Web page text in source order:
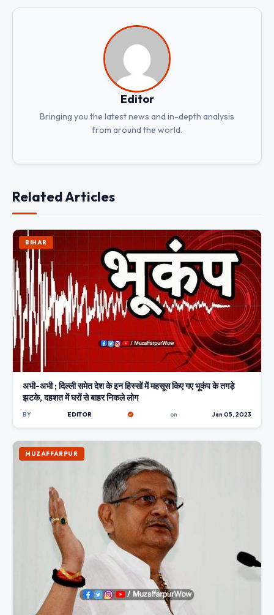
Editor
Bringing you the latest news and in-depth analysis
from around the world.
Related Articles
BIHAR
अभी-अभी ; दिल्ली समेत देश के इन हिस्सों में महसूस किए गए भूकंप के तगड़े
झटके, दहशत में घरों से बाहर निकले लोग
BY EDITOR on Jan 05, 2023
MUZAFFARPUR